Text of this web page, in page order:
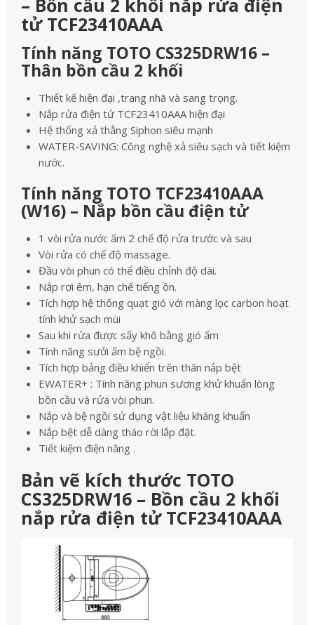
– Bồn cầu 2 khối nắp rửa điện
tử TCF23410AAA
Tính năng TOTO CS325DRW16 –
Thân bồn cầu 2 khối
Thiết kế hiện đại ,trang nhã và sang trọng.
Nắp rửa điện tử TCF23410AAA hiện đại
Hệ thống xả thẳng Siphon siêu mạnh
WATER-SAVING: Công nghệ xả siêu sạch và tiết kiệm
nước.
Tính năng TOTO TCF23410AAA
(W16) – Nắp bồn cầu điện tử
1 vòi rửa nước ấm 2 chế độ rửa trước và sau
Vòi rửa có chế độ massage.
Đầu vòi phun có thể điều chỉnh độ dài.
Nắp rơi êm, hạn chế tiếng ồn.
Tích hợp hệ thống quạt gió với màng lọc carbon hoạt
tính khử sạch mùi
Sau khi rửa được sấy khô bằng gió ấm
Tính năng sưởi ấm bệ ngồi.
Tích hợp bảng điều khiển trên thân nắp bệt
EWATER+ : Tính năng phun sương khử khuẩn lòng
bồn cầu và rửa vòi phun.
Nắp và bệ ngồi sử dụng vật liệu kháng khuẩn
Nắp bệt dễ dàng tháo rời lắp đặt.
Tiết kiệm điện năng .
Bản vẽ kích thước TOTO
CS325DRW16 – Bồn cầu 2 khối
nắp rửa điện tử TCF23410AAA